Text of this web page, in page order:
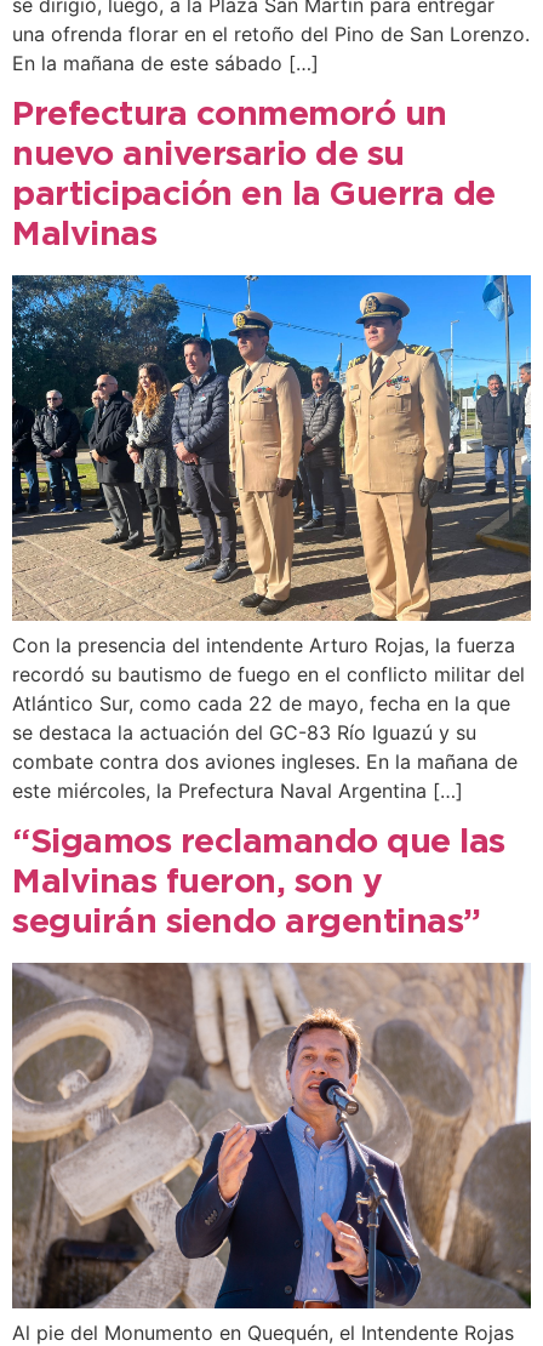
se dirigió, luego, a la Plaza San Martín para entregar
una ofrenda florar en el retoño del Pino de San Lorenzo.
En la mañana de este sábado […]
Prefectura conmemoró un
nuevo aniversario de su
participación en la Guerra de
Malvinas
Con la presencia del intendente Arturo Rojas, la fuerza
recordó su bautismo de fuego en el conflicto militar del
Atlántico Sur, como cada 22 de mayo, fecha en la que
se destaca la actuación del GC-83 Río Iguazú y su
combate contra dos aviones ingleses. En la mañana de
este miércoles, la Prefectura Naval Argentina […]
“Sigamos reclamando que las
Malvinas fueron, son y
seguirán siendo argentinas”
Al pie del Monumento en Quequén, el Intendente Rojas